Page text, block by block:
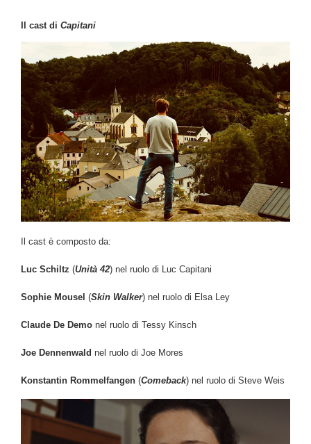
Il cast di Capitani
Il cast è composto da:
Luc Schiltz (Unità 42) nel ruolo di Luc Capitani
Sophie Mousel (Skin Walker) nel ruolo di Elsa Ley
Claude De Demo nel ruolo di Tessy Kinsch
Joe Dennenwald nel ruolo di Joe Mores
Konstantin Rommelfangen (Comeback) nel ruolo di Steve Weis